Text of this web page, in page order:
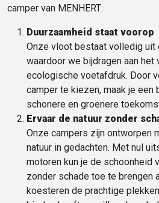
camper van MENHERT:
Duurzaamheid staat voorop
Onze vloot bestaat volledig uit
waardoor we bijdragen aan het
ecologische voetafdruk. Door
camper te kiezen, maak je
schonere en groenere
Ervaar de natuur zonder
Onze campers zijn ontworpen
natuur in gedachten. Met nul
motoren kun je de schoonheid
zonder schade toe te brengen
koesteren de prachtige